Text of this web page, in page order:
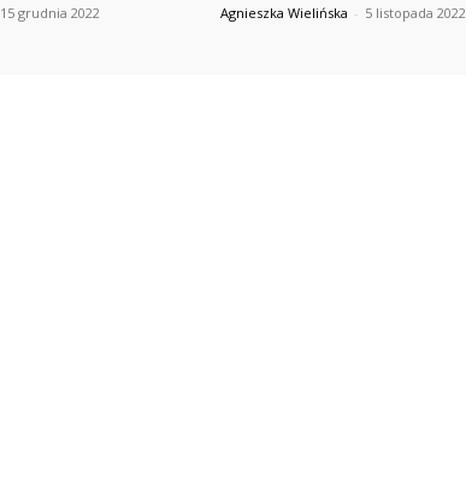
15 grudnia 2022 Agnieszka Wielińska - 5 listopada 2022